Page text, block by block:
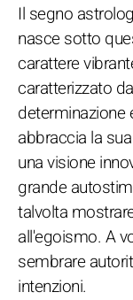
Il segno
nasce sotto
carattere
caratterizzato
determinazione
abbraccia la
una visione
grande
talvolta
all'egoismo. A
sembrare
intenzioni.